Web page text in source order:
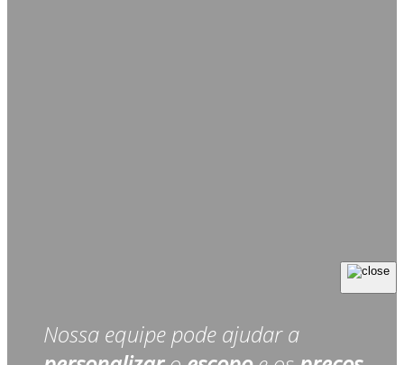
Nossa equipe pode ajudar a